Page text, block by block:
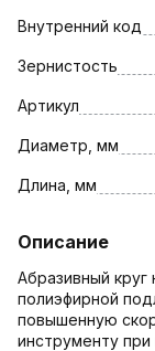
Внутренний код
Зернистость
Артикул
Диаметр, мм
Длина, мм
Описание
Абразивный круг
полиэфирной
повышенную
инструменту